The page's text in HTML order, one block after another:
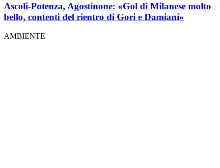
Ascoli-Potenza, Agostinone: «Gol di Milanese molto
bello, contenti del rientro di Gori e Damiani»
AMBIENTE